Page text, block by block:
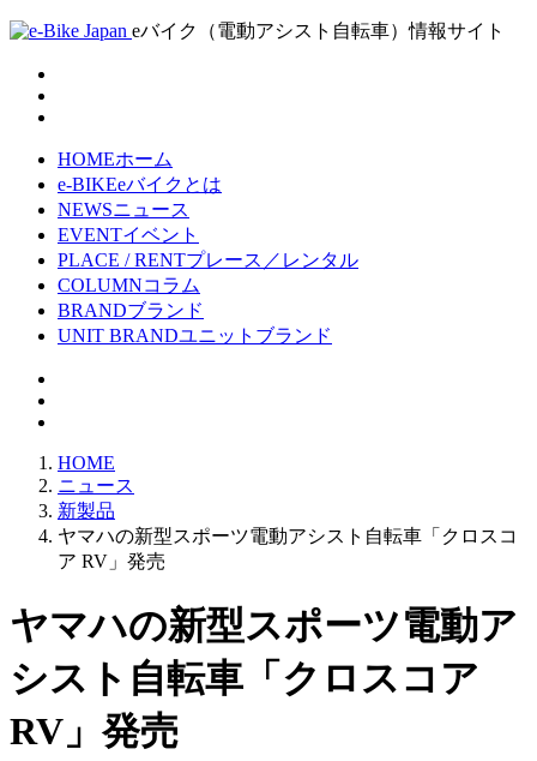
eバイク（電動アシスト自転車）情報サイト
HOMEホーム
e-BIKEeバイクとは
NEWSニュース
EVENTイベント
PLACE / RENTプレース／レンタル
COLUMNコラム
BRANDブランド
UNIT BRANDユニットブランド
HOME
ニュース
新製品
ヤマハの新型スポーツ電動アシスト自転車「クロスコ
ア RV」発売
ヤマハの新型スポーツ電動ア
シスト自転車「クロスコア
RV」発売